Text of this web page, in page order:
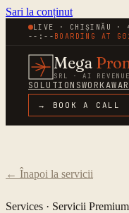
Sari la conținut
LIVE · CHIȘINĂU
--:-- BOARDING AT
Mega
SRL · AI
SOLUTIONSWORK
→ BOOK A CALL
← Înapoi la servicii
Services · Servicii Premium